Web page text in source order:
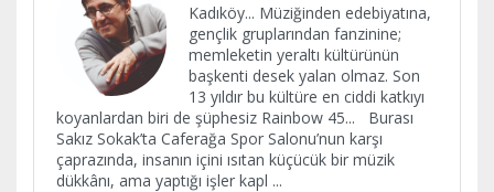
Kadıköy... Müziğinden edebiyatına,
gençlik gruplarından fanzinine;
memleketin yeraltı kültürünün
başkenti desek yalan olmaz. Son
13 yıldır bu kültüre en ciddi katkıyı
koyanlardan biri de şüphesiz Rainbow 45... Burası
Sakız Sokak’ta Caferağa Spor Salonu’nun karşı
çaprazında, insanın içini ısıtan küçücük bir müzik
dükkânı, ama yaptığı işler kapl ...